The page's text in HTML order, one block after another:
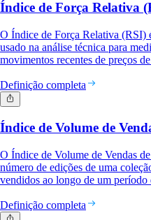
Índice de Força Relativa
O Índice de Força Relativa (RSI)
usado na análise técnica para
movimentos recentes de preços
Definição completa
Índice de Volume de
O Índice de Volume de Vendas
número de edições de uma
vendidos ao longo de um período
Definição completa